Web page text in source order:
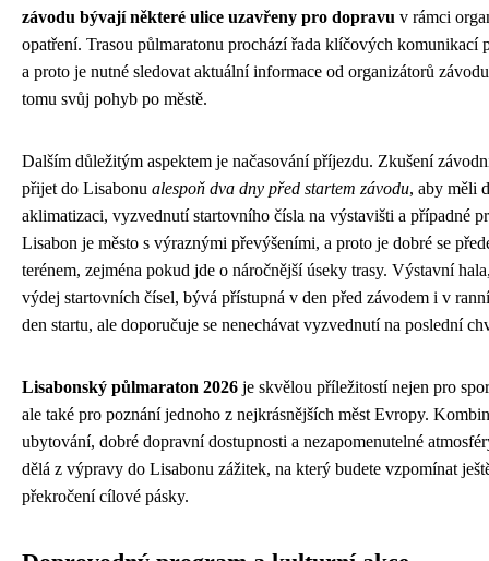
závodu bývají některé ulice uzavřeny pro dopravu v rámci
opatření. Trasou půlmaratonu prochází řada klíčových komunikací
a proto je nutné sledovat aktuální informace od organizátorů
tomu svůj pohyb po městě.
Dalším důležitým aspektem je načasování příjezdu. Zkušení
přijet do Lisabonu alespoň dva dny před startem závodu, aby měli
aklimatizaci, vyzvednutí startovního čísla na výstavišti a případné
Lisabon je město s výraznými převýšeními, a proto je dobré se
terénem, zejména pokud jde o náročnější úseky trasy. Výstavní
výdej startovních čísel, bývá přístupná v den před závodem i v
den startu, ale doporučuje se nenechávat vyzvednutí na poslední
Lisabonský půlmaraton 2026 je skvělou příležitostí nejen pro
ale také pro poznání jednoho z nejkrásnějších měst Evropy.
ubytování, dobré dopravní dostupnosti a nezapomenutelné
dělá z výpravy do Lisabonu zážitek, na který budete vzpomínat
překročení cílové pásky.